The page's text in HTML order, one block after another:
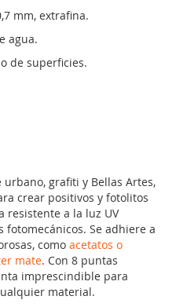
mm, extrafina.
agua.
de superficies.
grafiti y Bellas Artes,
crear positivos y fotolitos
resistente a la luz UV
fotomecánicos. Se adhiere a
como acetatos o
mate. Con 8 puntas
imprescindible para
material.